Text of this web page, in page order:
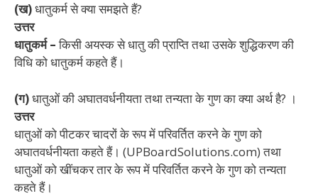
(ख)धातुकर्म से क्या समझते हैं?
उत्तर
धातुकर्म –किसी अयस्क से धातु की प्राप्ति तथा उसके शुद्धिकरण की
विधि को धातुकर्म कहते हैं।
(ग)धातुओं की अघातवर्धनीयता तथा तन्यता के गुण का क्या अर्थ है? ।
उत्तर
धातुओं को पीटकर चादरों के रूप में परिवर्तित करने के गुण को
अघातवर्धनीयता कहते हैं। (UPBoardSolutions.com) तथा
धातुओं को खींचकर तार के रूप में परिवर्तित करने के गुण को तन्यता
कहते हैं।